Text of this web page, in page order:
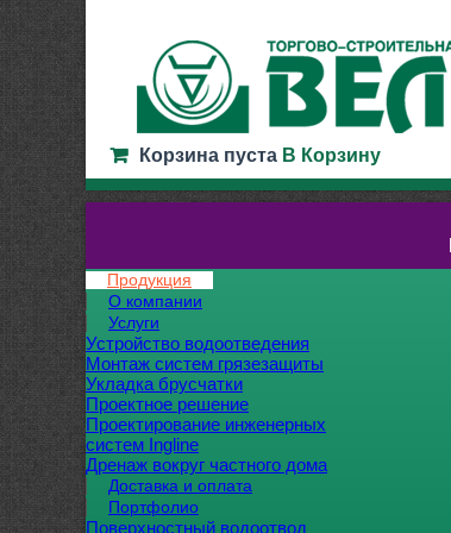
Корзина пуста В Корзину
Продукция
О компании
Услуги
Устройство водоотведения
Монтаж систем грязезащиты
Укладка брусчатки
Проектное решение
Проектирование инженерных
систем Ingline
Дренаж вокруг частного дома
Доставка и оплата
Портфолио
Поверхностный водоотвод